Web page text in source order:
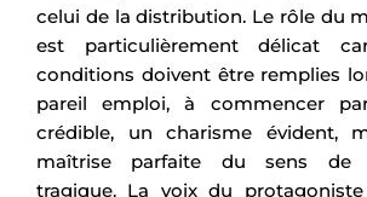
celui de la distribution. Le rôle du
est particulièrement délicat
conditions doivent être remplies
pareil emploi, à commencer
crédible, un charisme évident,
maîtrise parfaite du sens de
tragique. La voix du